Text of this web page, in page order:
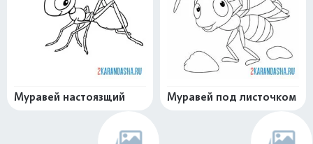
Муравей настоязщий Муравей под листочком